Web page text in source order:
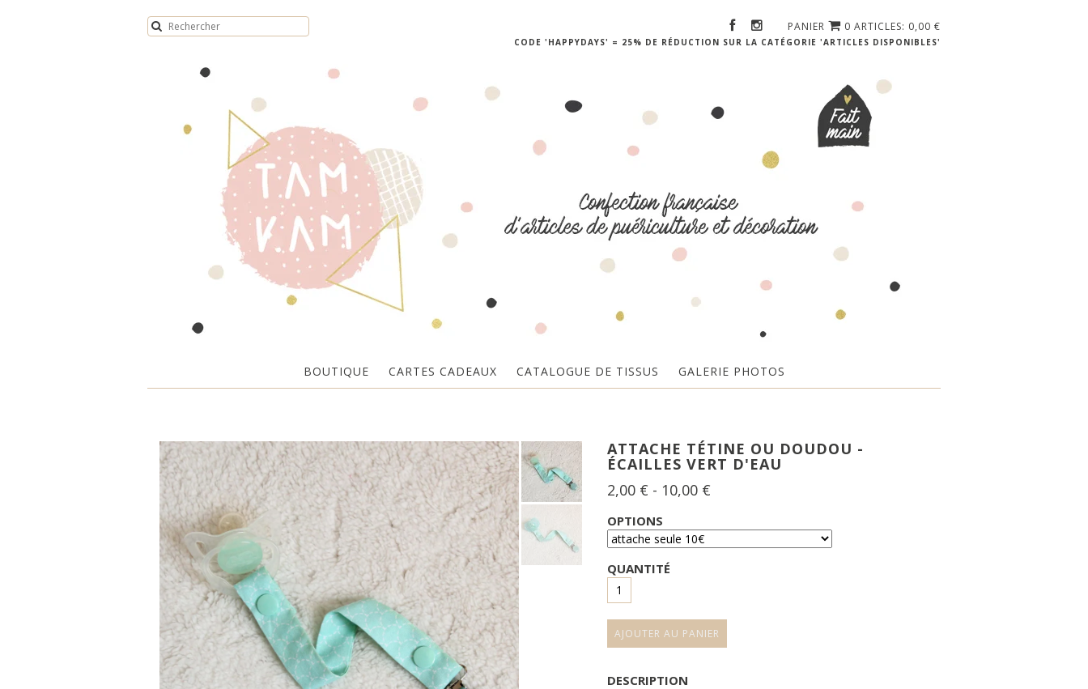
PANIER 0 ARTICLES: 0,00 €
CODE 'HAPPYDAYS' = 25% DE RÉDUCTION SUR LA CATÉGORIE 'ARTICLES DISPONIBLES'
BOUTIQUE CARTES CADEAUX CATALOGUE DE TISSUS GALERIE PHOTOS
ATTACHE TÉTINE OU DOUDOU -
ÉCAILLES VERT D'EAU
2,00 € - 10,00 €
OPTIONS
QUANTITÉ
DESCRIPTION